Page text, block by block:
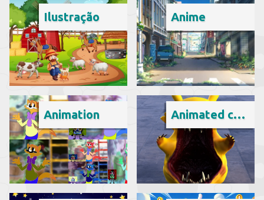
Ilustração Anime
Animation Animated cartoon